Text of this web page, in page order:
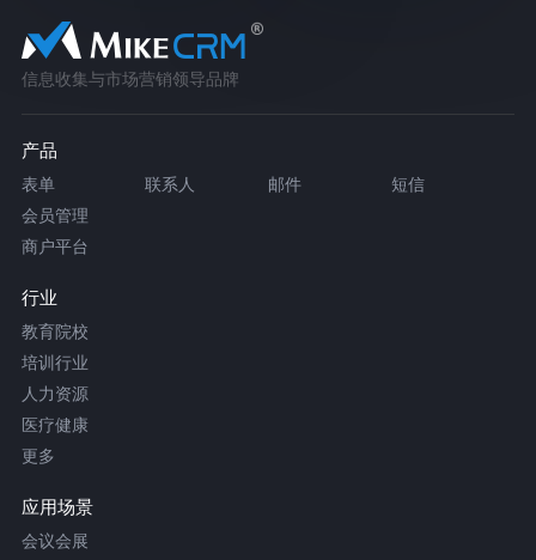
信息收集与市场营销领导品牌
产品
表单 联系人 邮件
短信
会员管理
商户平台
行业
教育院校
培训行业
人力资源
医疗健康
更多
应用场景
会议会展